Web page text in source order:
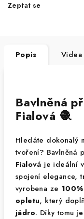
Zeptat se
Popis Videa
Bavlněná
Fialová 🧶
Hledáte dokonalý
tvoření? Bavlněná
Fialová je ideální
spojení elegance,
vyrobena ze
opletu, který
jádro. Díky tomu